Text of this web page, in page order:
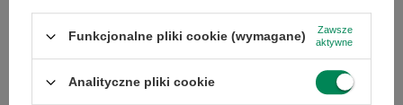
pracy biurowej. Zapytaj nas o szczegóły
oferty przedłużenia ochrony i korzystaj ze
swoich sprzętów z pełnym przekonaniem
...lub zadzwoń od razu, aby odebrać
przy zamówieniu telefonicznym
50 zł rabatu!
Rabat 50 zł przy zamówieniach powyżej 300 zł. Oferta
Funkcjonalne pliki cookie (wymagane)
Zawsze
aktywne
Analityczne pliki cookie